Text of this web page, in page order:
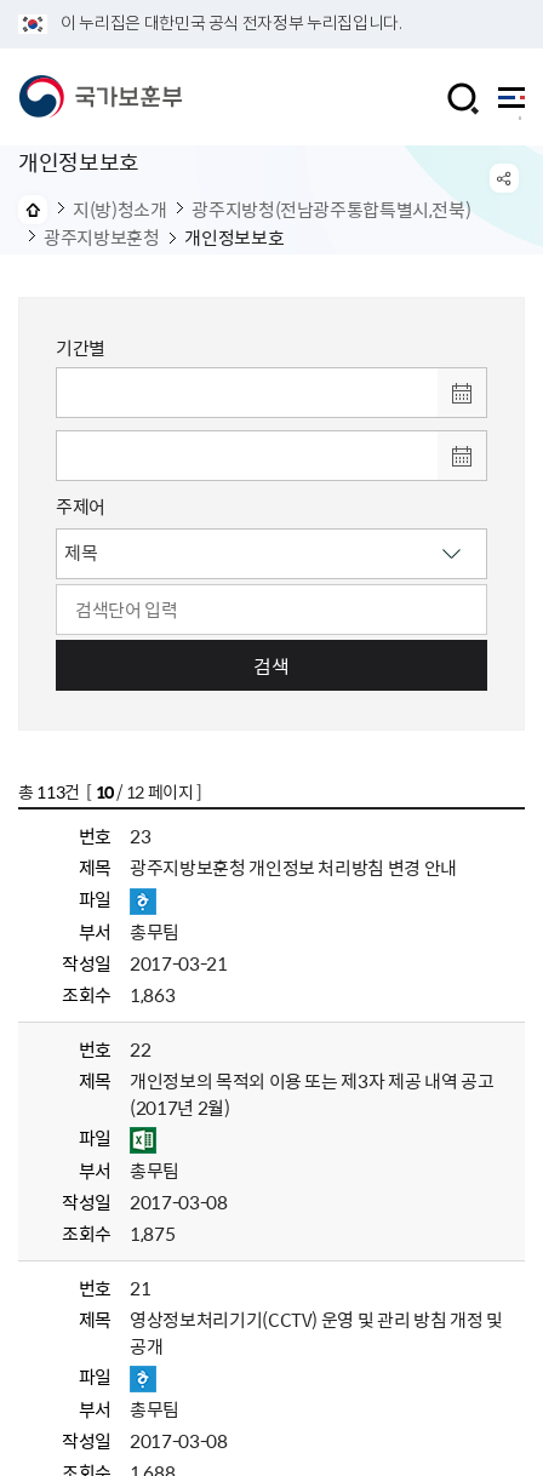
이 누리집은 대한민국 공식 전자정부 누리집입니다.
개인정보보호
지(방)청소개
광주지방청(전남광주통합특별시,전북)
광주지방보훈청
개인정보보호
기간별
주제어
검색
총 113건 [ 10/ 12 페이지 ]
번호
23
제목
광주지방보훈청 개인정보 처리방침 변경 안내
파일
부서
총무팀
작성일
2017-03-21
조회수
1,863
번호
22
제목
개인정보의 목적외 이용 또는 제3자 제공 내역 공고
(2017년 2월)
파일
부서
총무팀
작성일
2017-03-08
조회수
1,875
번호
21
제목
영상정보처리기기(CCTV) 운영 및 관리 방침 개정 및
공개
파일
부서
총무팀
작성일
2017-03-08